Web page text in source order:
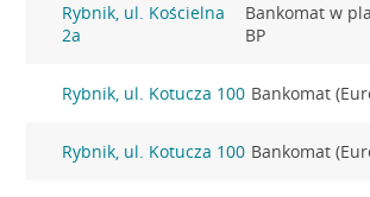
Rybnik, ul. Kościelna
2a
Bankomat w
BP
Rybnik, ul. Kotucza 100 Bankomat
Rybnik, ul. Kotucza 100 Bankomat